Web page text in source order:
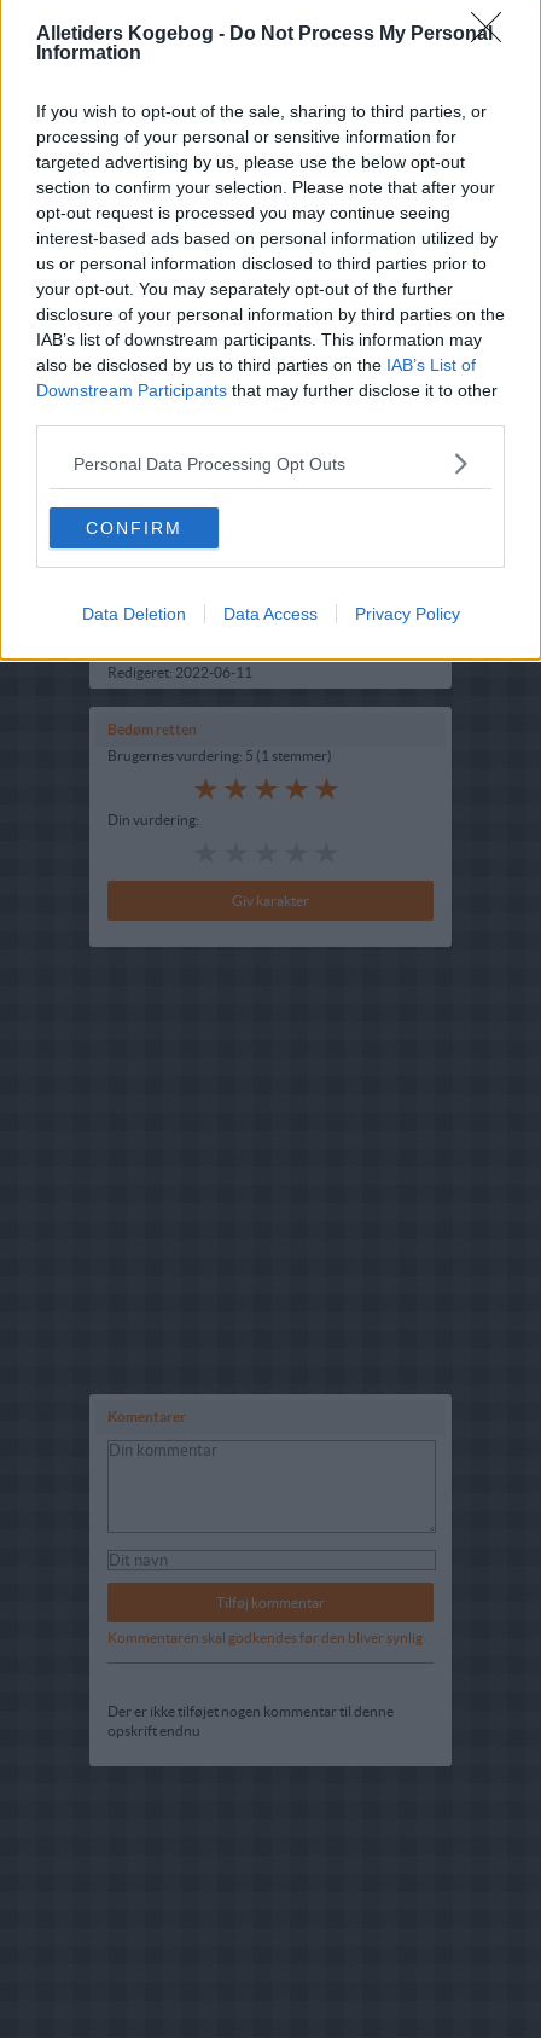
Alletiders Kogebog - Do Not Process My Personal
Information
If you wish to opt-out of the sale, sharing to third parties, or
processing of your personal or sensitive information for
targeted advertising by us, please use the below opt-out
section to confirm your selection. Please note that after your
opt-out request is processed you may continue seeing
interest-based ads based on personal information utilized by
us or personal information disclosed to third parties prior to
your opt-out. You may separately opt-out of the further
disclosure of your personal information by third parties on the
IAB’s list of downstream participants. This information may
also be disclosed by us to third parties on the IAB’s List of
Downstream Participants that may further disclose it to other
Personal Data Processing Opt Outs
CONFIRM
Data Deletion Data Access Privacy Policy
gulerødderne, samt bearnaisesaucen.
Opskriftsinfo
Redigeret: 2022-06-11
Bedøm retten
Brugernes vurdering: 5 (1 stemmer)
Din vurdering:
Komentarer
Kommentaren skal godkendes før den bliver synlig
Der er ikke tilføjet nogen kommentar til denne
opskrift endnu